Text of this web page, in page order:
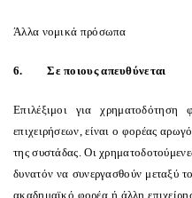
Άλλα νομικά πρόσωπα
6. Σε ποιους απευθύνεται
Επιλέξιμοι για χρηματοδότηση
επιχειρήσεων, είναι ο φορέας
της συστάδας. Οι
δυνατόν να συνεργασθούν μεταξύ
ακαδημαϊκό φορέα ή άλλη